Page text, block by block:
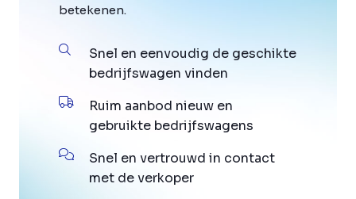
betekenen.
Snel en eenvoudig de geschikte
bedrijfswagen vinden
Ruim aanbod nieuw en
gebruikte bedrijfswagens
Snel en vertrouwd in contact
met de verkoper